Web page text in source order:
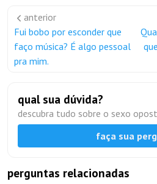
anterior
Fui bobo por esconder que
faço música? É algo pessoal
pra mim.
qual sua dúvida?
descubra tudo sobre o sexo
faça sua
perguntas relacionadas